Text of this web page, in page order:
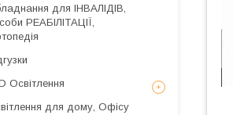
для ІНВАЛІДІВ,
РЕАБІЛІТАЦІЇ,
Освітлення
для дому, Офісу